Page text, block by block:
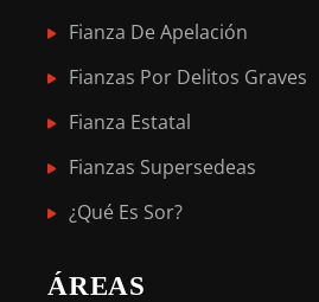
Fianza De Apelación
Fianzas Por Delitos Graves
Fianza Estatal
Fianzas Supersedeas
¿Qué Es Sor?
ÁREAS